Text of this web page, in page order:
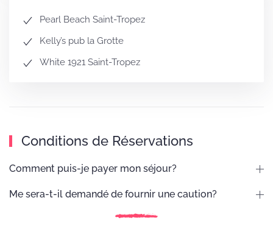
Pearl Beach Saint-Tropez
Kelly’s pub la Grotte
White 1921 Saint-Tropez
Conditions de Réservations
Comment puis-je payer mon séjour?
Me sera-t-il demandé de fournir une caution?